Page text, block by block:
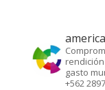
gasto
+562